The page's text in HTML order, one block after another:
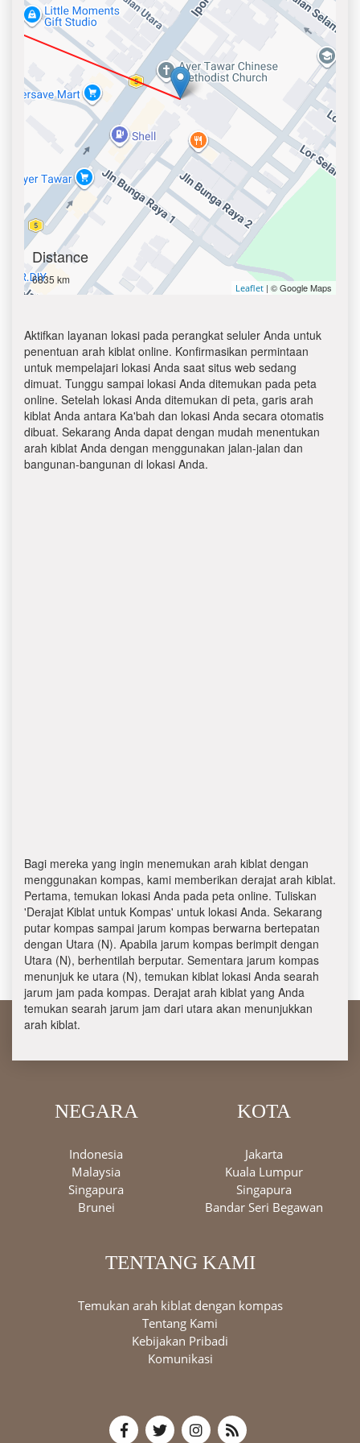
Distance
6835 km
Leaflet | © Google Maps
Aktifkan layanan lokasi pada perangkat seluler Anda untuk
penentuan arah kiblat online. Konfirmasikan permintaan
untuk mempelajari lokasi Anda saat situs web sedang
dimuat. Tunggu sampai lokasi Anda ditemukan pada peta
online. Setelah lokasi Anda ditemukan di peta, garis arah
kiblat Anda antara Ka'bah dan lokasi Anda secara otomatis
dibuat. Sekarang Anda dapat dengan mudah menentukan
arah kiblat Anda dengan menggunakan jalan-jalan dan
bangunan-bangunan di lokasi Anda.
Bagi mereka yang ingin menemukan arah kiblat dengan
menggunakan kompas, kami memberikan derajat arah kiblat.
Pertama, temukan lokasi Anda pada peta online. Tuliskan
'Derajat Kiblat untuk Kompas' untuk lokasi Anda. Sekarang
putar kompas sampai jarum kompas berwarna bertepatan
dengan Utara (N). Apabila jarum kompas berimpit dengan
Utara (N), berhentilah berputar. Sementara jarum kompas
menunjuk ke utara (N), temukan kiblat lokasi Anda searah
jarum jam pada kompas. Derajat arah kiblat yang Anda
temukan searah jarum jam dari utara akan menunjukkan
arah kiblat.
NEGARA
Indonesia
Malaysia
Singapura
Brunei
KOTA
Jakarta
Kuala Lumpur
Singapura
Bandar Seri Begawan
TENTANG KAMI
Temukan arah kiblat dengan kompas
Tentang Kami
Kebijakan Pribadi
Komunikasi